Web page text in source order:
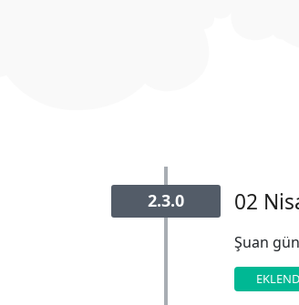
2.3.0 02
Şuan